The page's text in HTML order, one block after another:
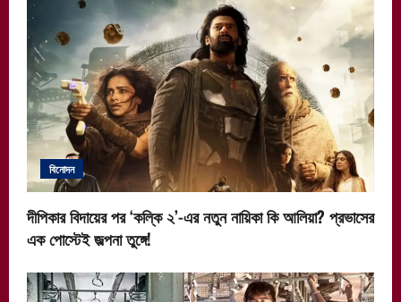
বিনোদন
দীপিকার বিদায়ের পর ‘কল্কি ২’-এর নতুন নায়িকা কি আলিয়া? প্রভাসের
এক পোস্টেই জল্পনা তুঙ্গে!